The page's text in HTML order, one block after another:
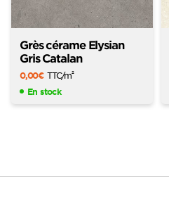
Grès cérame Elysian
Gris Catalan
0,00€ TTC/m2
En stock